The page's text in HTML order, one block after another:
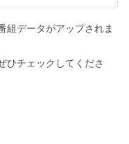
組データがアップされま
ひチェックしてくださ